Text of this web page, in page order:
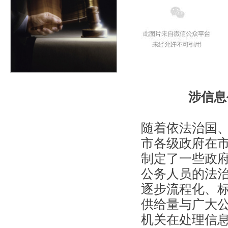
涉信
随着依法治国
市各级政府在
制定了一些政
公务人员的法
逐步流程化、
供给量与广大
机关在处理信